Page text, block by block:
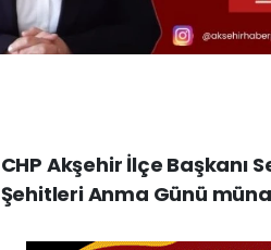
CHP Akşehir İlçe Başkanı
Şehitleri Anma Günü